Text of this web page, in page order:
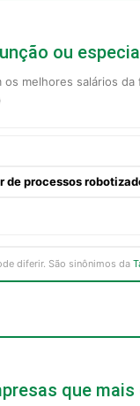
ou
os melhores salários da
de processos
diferir. São sinônimos da
que